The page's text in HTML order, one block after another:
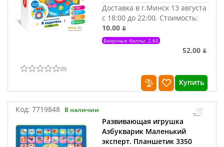
Доставка в г.Минск 13 августа
с 18:00 до 22:00. Стоимость:
10.00 ƃ
Бонусные баллы: 2.60
52.00 ƃ
(0)
Купить
Код: 7719848 В наличии
Развивающая игрушка
Азбукварик Маленький
эксперт. Планшетик 3350